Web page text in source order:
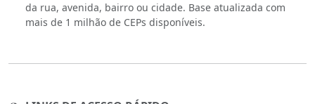
da rua, avenida, bairro ou cidade. Base atualizada com
mais de 1 milhão de CEPs disponíveis.